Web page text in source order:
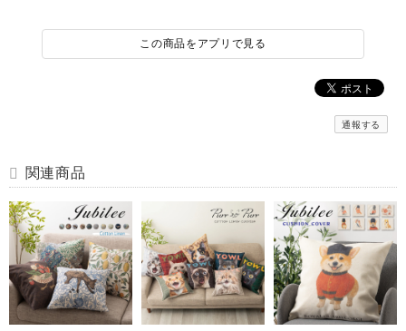
この商品をアプリで見る
通報する
関連商品